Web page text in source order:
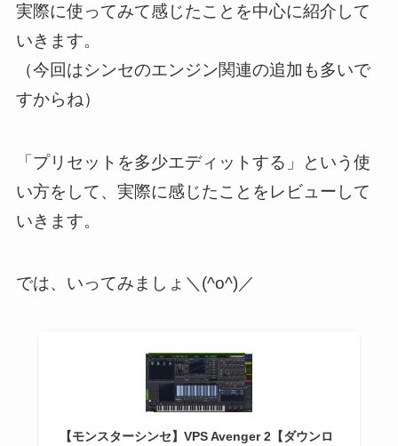
実際に使ってみて感じたことを中心に紹介して
いきます。
（今回はシンセのエンジン関連の追加も多いで
すからね）
「プリセットを多少エディットする」という使
い方をして、実際に感じたことをレビューして
いきます。
では、いってみましょ＼(^o^)／
【モンスターシンセ】VPS Avenger 2【ダウンロ